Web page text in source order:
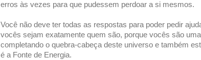
erros às vezes para que pudessem perdoar a si mesmos.
Você não deve ter todas as respostas para poder pedir
vocês sejam exatamente quem são, porque vocês são
completando o quebra-cabeça deste universo e também
é a Fonte de Energia.